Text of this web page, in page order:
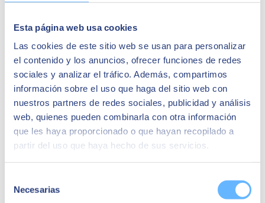
Esta página web usa cookies
Las cookies de este sitio web se usan para personalizar
el contenido y los anuncios, ofrecer funciones de redes
sociales y analizar el tráfico. Además, compartimos
información sobre el uso que haga del sitio web con
nuestros partners de redes sociales, publicidad y análisis
web, quienes pueden combinarla con otra información
que les haya proporcionado o que hayan recopilado a
partir del uso que haya hecho de sus servicios.
Necesarias
départements.
Optimiser les processus comptables
commercial.